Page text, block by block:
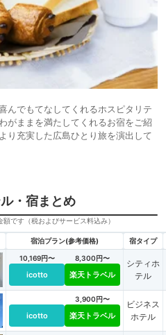
んでもてなしてくれるホスピタリテ
がままを満たしてくれるお宿をご紹
り充実した広島ひとり旅を演出して
・宿まとめ
です（税およびサービス料込み）
宿泊プラン(参考価格) 宿タイプ
10,169円〜
icotto
8,300円〜
楽天トラベル
シティホ
テル
icotto
3,900円〜
楽天トラベル
ビジネス
ホテル